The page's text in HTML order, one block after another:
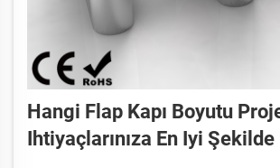
Hangi Flap Kapı Boyutu
Ihtiyaçlarınıza En Iyi Şekilde